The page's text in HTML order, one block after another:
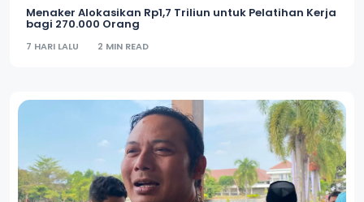
Menaker Alokasikan Rp1,7 Triliun untuk Pelatihan Kerja
bagi 270.000 Orang
7 HARI LALU 2 MIN READ